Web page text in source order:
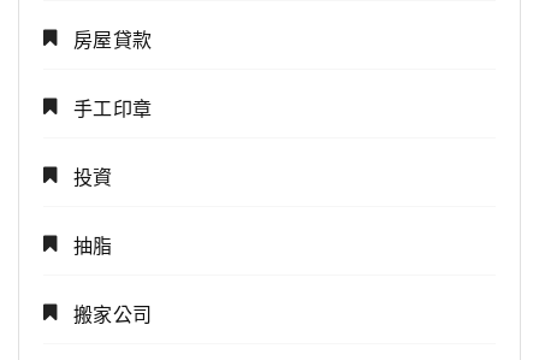
房屋貸款
手工印章
投資
抽脂
搬家公司